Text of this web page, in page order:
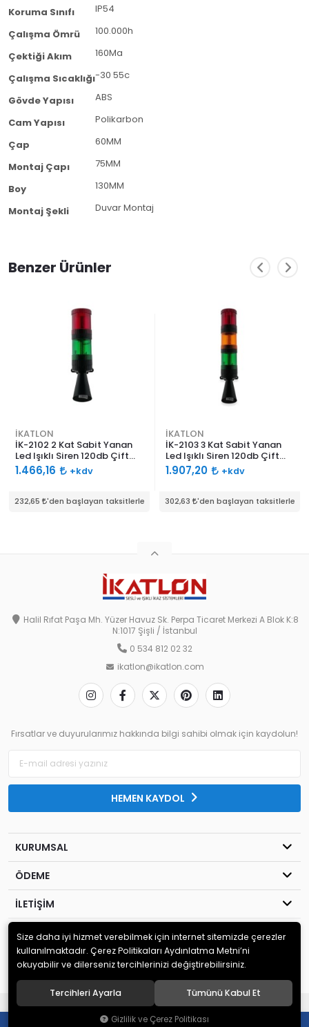
Koruma Sınıfı IP54
Çalışma Ömrü 100.000h
Çektiği Akım 160Ma
Çalışma Sıcaklığı-30 55c
Gövde Yapısı ABS
Cam Yapısı Polikarbon
Çap 60MM
Montaj Çapı 75MM
Boy 130MM
Montaj Şekli Duvar Montaj
Benzer Ürünler
232,65 'den başlayan taksitlerle
İKATLON
İK-2102 2 Kat Sabit Yanan
Led Işıklı Siren 120db Çift
Ses Borulu
1.466,16 +kdv
302,63 'den başlayan taksitlerle
İKATLON
İK-2103 3 Kat Sabit Yanan
Led Işıklı Siren 120db Çift
Ses Borulu
1.907,20 +kdv
Halil Rıfat Paşa Mh. Yüzer Havuz Sk. Perpa Ticaret Merkezi A Blok K:8
N:1017 Şişli / İstanbul
0 534 812 02 32
ikatlon@ikatlon.com
Fırsatlar ve duyurularımız hakkında bilgi sahibi olmak için kaydolun!
HEMEN KAYDOL
KURUMSAL
ÖDEME
İLETİŞİM
© 2020İKATLON ELEKTRİK VE OTOMASYON SAN. TİC. LTD. ŞTİ.. Tüm
hakları saklıdır.
Yeni Nesil E-Ticaret Sistemleri ile Hazırlanmıştır.
Size daha iyi hizmet verebilmek için internet sitemizde çerezler
kullanılmaktadır. Çerez Politikaları Aydınlatma Metni’ni
okuyabilir ve dilerseniz tercihlerinizi değiştirebilirsiniz.
Tercihleri Ayarla Tümünü Kabul Et
Gizlilik ve Çerez Politikası